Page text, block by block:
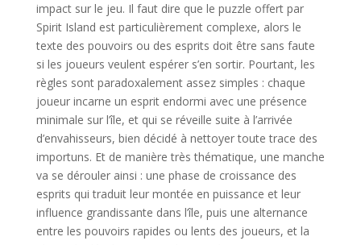
impact sur le jeu. Il faut dire que le puzzle offert par
Spirit Island est particulièrement complexe, alors le
texte des pouvoirs ou des esprits doit être sans faute
si les joueurs veulent espérer s’en sortir. Pourtant, les
règles sont paradoxalement assez simples : chaque
joueur incarne un esprit endormi avec une présence
minimale sur l’île, et qui se réveille suite à l’arrivée
d’envahisseurs, bien décidé à nettoyer toute trace des
importuns. Et de manière très thématique, une manche
va se dérouler ainsi : une phase de croissance des
esprits qui traduit leur montée en puissance et leur
influence grandissante dans l’île, puis une alternance
entre les pouvoirs rapides ou lents des joueurs, et la